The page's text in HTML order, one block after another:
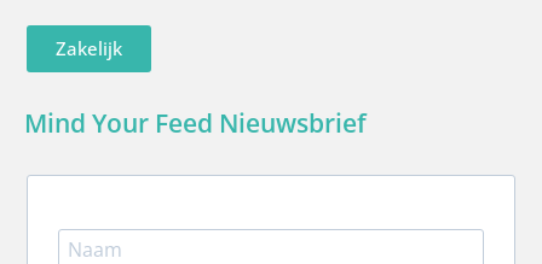
Zakelijk
Mind Your Feed Nieuwsbrief